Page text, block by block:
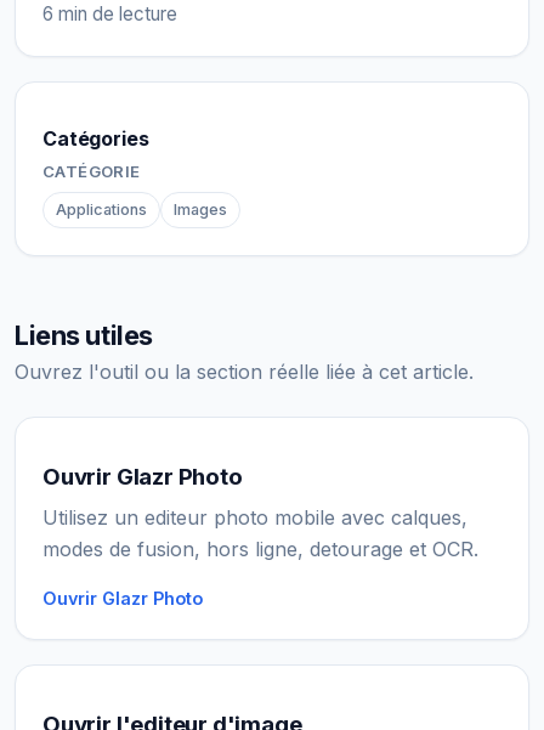
6 min de lecture
Catégories
CATÉGORIE
Applications Images
Liens utiles
Ouvrez l'outil ou la section réelle liée à cet article.
Ouvrir Glazr Photo
Utilisez un editeur photo mobile avec calques,
modes de fusion, hors ligne, detourage et OCR.
Ouvrir Glazr Photo
Ouvrir l'editeur d'image